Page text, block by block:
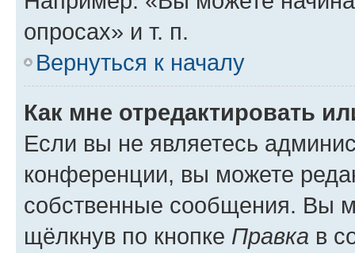
опросах» и т. п.
Вернуться к началу
Как мне отредактировать
Если вы не являетесь
конференции, вы можете
собственные сообщения. Вы
щёлкнув по кнопке Правка в